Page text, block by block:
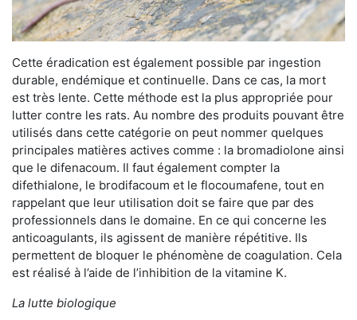
Cette éradication est également possible par ingestion
durable, endémique et continuelle. Dans ce cas, la mort
est très lente. Cette méthode est la plus appropriée pour
lutter contre les rats. Au nombre des produits pouvant être
utilisés dans cette catégorie on peut nommer quelques
principales matières actives comme : la bromadiolone ainsi
que le difenacoum. Il faut également compter la
difethialone, le brodifacoum et le flocoumafene, tout en
rappelant que leur utilisation doit se faire que par des
professionnels dans le domaine. En ce qui concerne les
anticoagulants, ils agissent de manière répétitive. Ils
permettent de bloquer le phénomène de coagulation. Cela
est réalisé à l’aide de l’inhibition de la vitamine K.
La lutte biologique